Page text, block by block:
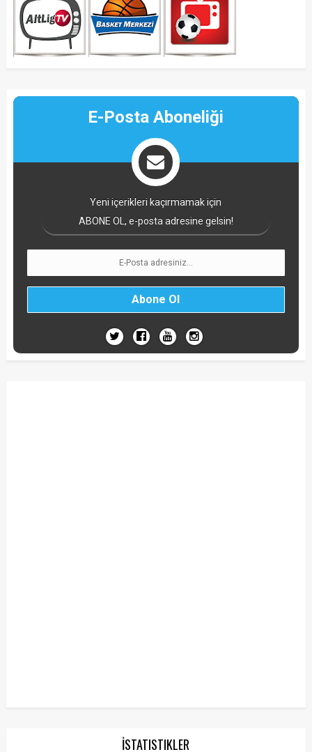
E-Posta Aboneliği
Yeni içerikleri kaçırmamak için
ABONE OL, e-posta adresine gelsin!
İSTATISTIKLER